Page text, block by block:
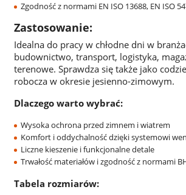
Zgodność z normami EN ISO 13688, EN ISO
Zastosowanie:
Idealna do pracy w chłodne dni w
budownictwo, transport, logistyka,
terenowe. Sprawdza się także jako
robocza w okresie jesienno-zimowym.
Dlaczego warto wybrać:
Wysoka ochrona przed zimnem i wiatrem
Komfort i oddychalność dzięki systemowi
Liczne kieszenie i funkcjonalne detale
Trwałość materiałów i zgodność z normami
Tabela rozmiarów: